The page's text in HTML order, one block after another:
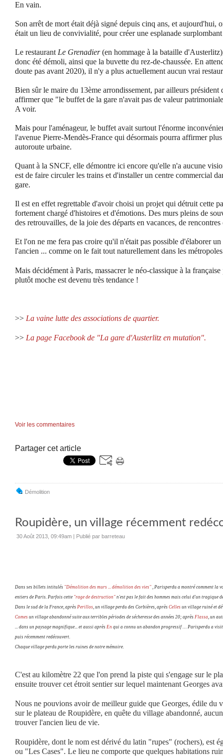
En vain.
Son arrêt de mort était déjà signé depuis cinq ans, et aujourd'hui,
était un lieu de convivialité, pour créer une esplanade
Le restaurant Le Grenadier(en hommage à la bataille
donc été démoli, ainsi que la buvette du rez-de-chaussée. En
doute pas avant 2020), il n'y a plus actuellement aucun vrai
Bien sûr le maire du 13ème arrondissement, par ailleurs président
affirmer que "le buffet de la gare n'avait pas de valeur
A voir.
Mais pour l'aménageur, le buffet avait surtout l'énorme
l'avenue Pierre-Mendès-France qui désormais pourra affirmer
autoroute urbaine.
Quant à la SNCF, elle démontre ici encore qu'elle n'a aucune
est de faire circuler les trains et d'installer un centre commercial
gare.
Il est en effet regrettable d'avoir choisi un projet qui détruit cette
fortement chargé d'histoires et d'émotions. Des murs pleins de
des retrouvailles, de la joie des départs en vacances, de
Et l'on ne me fera pas croire qu'il n'était pas possible d'élaborer
l'ancien ... comme on le fait tout naturellement dans les
Mais décidément à Paris, massacrer le néo-classique à la
plutôt moche est devenu très tendance !
>> La vaine lutte des associations de quartier.
>> La page Facebook de "La gare d'Austerlitz en mutation".
Voir les commentaires
Partager cet article
Démolition
Roupidère, un village récemment
30 Août 2013, 09:49am | Publié par barreteau
Dans ses billets intitulés "Démolition des murs ... démolition des vies" , Parisperdu a montré comment la
entiers de Paris. Parfois cette "rage de destruction" n'est pas le fait des hommes mais celui d'un tragique
Dans le sud de la France, après Perillos, un village perdu des Corbières, après Celles un village ruiné et
Comes un village abandonné suite aux terribles périodes de sécheresse des années 20; après Flassa, un
... dans un paysage magnifique... et aussi après En qui a connu un abandon progressif … Parisperdu a
puis récemment redécouvert.
Chaque village perdu porte les ruines de notre mémoire.
C'est au kilomètre 22 que l'on prend la piste qui s'engage sur le
ensuite trouver cet étroit sentier sur lequel maintenant Georges
Nous ne pouvions avoir de meilleur guide que Georges, édile du
sur le plateau de Roupidère, en quête du village abandonné,
trouver l'ancien lieu de vie.
Roupidère, dont le nom est dérivé du latin "rupes" (rochers), est
ou "Les Cases". Le lieu ne comporte que quelques habitations